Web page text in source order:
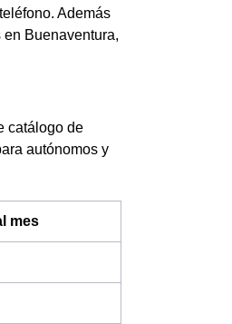
Además
Buenaventura,
catálogo de
autónomos y
mes